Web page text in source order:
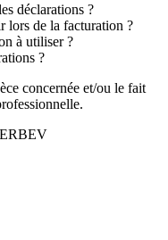
déclarations ?
lors de la facturation ?
à utiliser ?
?
concernée et/ou le fait